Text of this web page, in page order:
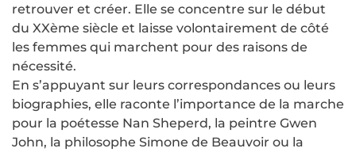
retrouver et créer. Elle se concentre sur le début
du XXème siècle et laisse volontairement de côté
les femmes qui marchent pour des raisons de
nécessité.
En s’appuyant sur leurs correspondances ou leurs
biographies, elle raconte l’importance de la marche
pour la poétesse Nan Sheperd, la peintre Gwen
John, la philosophe Simone de Beauvoir ou la